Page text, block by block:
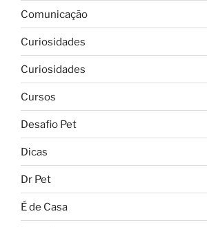
Comunicação
Curiosidades
Curiosidades
Cursos
Desafio Pet
Dicas
Dr Pet
É de Casa